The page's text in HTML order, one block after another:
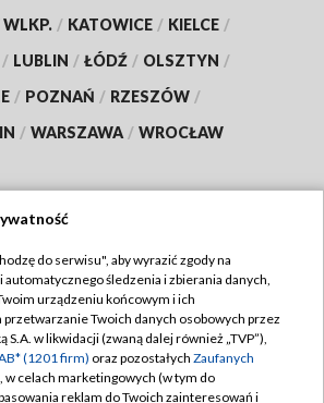
/ KATOWICE / KIELCE /
/ LUBLIN / ŁÓDŹ / OLSZTYN /
/ POZNAŃ / RZESZÓW /
/ WARSZAWA / WROCŁAW
TVP
TVP
Regulamin TVP
Polityka prywatności
Moje zgody
do serwisu", aby wyrazić zgody na
śledzenia i zbierania danych,
urządzeniu końcowym i ich
Twoich danych osobowych przez
S.A. w likwidacji (zwaną dalej również „TVP”),
(1201 firm) oraz pozostałych Zaufanych
, w celach marketingowych (w tym do
reklam do Twoich zainteresowań i